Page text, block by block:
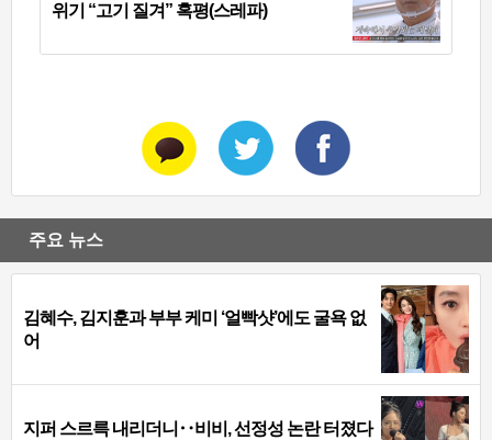
위기 “고기 질겨” 혹평(스레파)
주요 뉴스
김혜수, 김지훈과 부부 케미 ‘얼빡샷’에도 굴욕 없
어
지퍼 스르륵 내리더니‥비비, 선정성 논란 터졌다